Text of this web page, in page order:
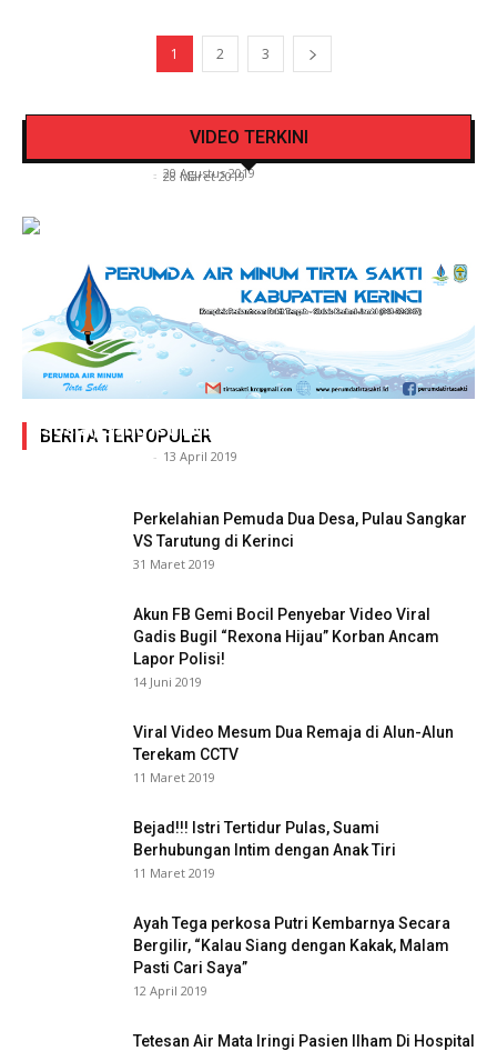
1 2 3
VIDEO TERKINI
Video Detik Evakuasi Jasad Iglesias di Gunung
- 20 Agustus 2019
Lantas Polres Kerinci Beri Pengendara Segelas
- 28 Maret 2019
BERITA TERPOPULER
Adegan Ranjang Dua Kadis, Perhubungan Vs
Sosial, Sang Istri Miliki Bukti Video Mesum Hot
- 13 April 2019
Perkelahian Pemuda Dua Desa, Pulau Sangkar
VS Tarutung di Kerinci
31 Maret 2019
Akun FB Gemi Bocil Penyebar Video Viral
Gadis Bugil “Rexona Hijau” Korban Ancam
Lapor Polisi!
14 Juni 2019
Viral Video Mesum Dua Remaja di Alun-Alun
Terekam CCTV
11 Maret 2019
Bejad!!! Istri Tertidur Pulas, Suami
Berhubungan Intim dengan Anak Tiri
11 Maret 2019
Ayah Tega perkosa Putri Kembarnya Secara
Bergilir, “Kalau Siang dengan Kakak, Malam
Pasti Cari Saya”
12 April 2019
Tetesan Air Mata Iringi Pasien Ilham Di Hospital